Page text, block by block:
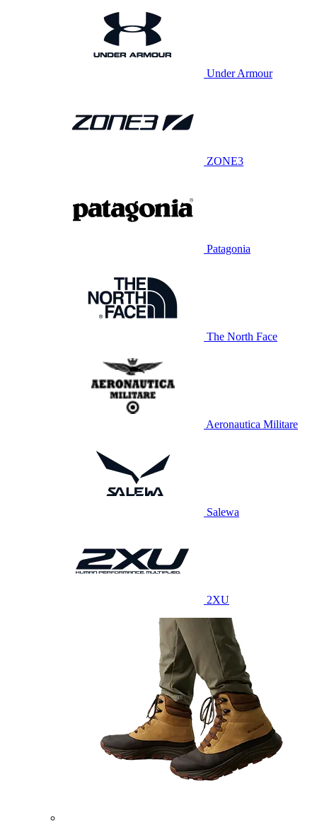
Under Armour
ZONE3
Patagonia
The North Face
Aeronautica Militare
Salewa
2XU